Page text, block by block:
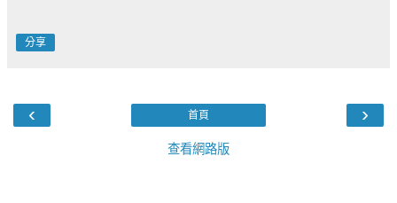
分享
‹ ›
首頁
查看網路版